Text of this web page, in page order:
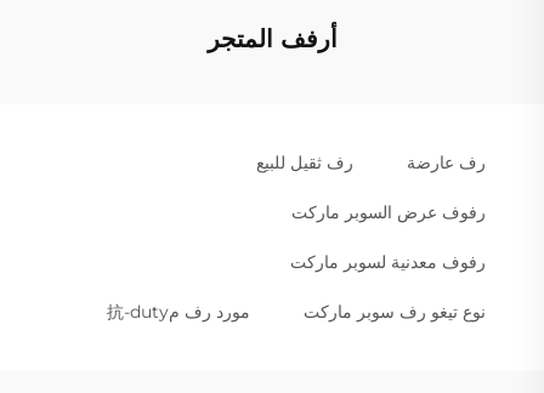
أرفف المتجر
رف عارضة رف ثقيل للبيع
رفوف عرض السوبر ماركت
رفوف معدنية لسوبر ماركت
نوع تيغو رف سوبر ماركت مورد رف م抗-duty